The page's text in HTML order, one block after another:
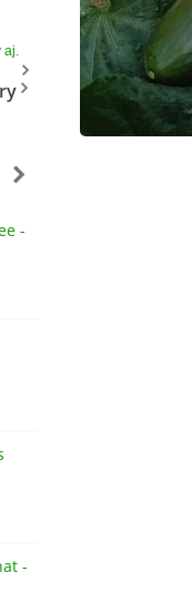
aj.
-
-